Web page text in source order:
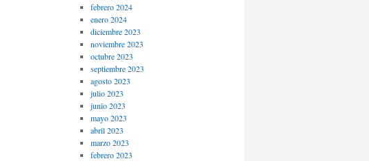
febrero 2024
enero 2024
diciembre 2023
noviembre 2023
octubre 2023
septiembre 2023
agosto 2023
julio 2023
junio 2023
mayo 2023
abril 2023
marzo 2023
febrero 2023